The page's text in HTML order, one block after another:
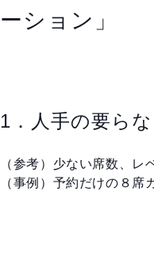
ーション」
1．人手の要ら
（参考）少ない席数、
（事例）予約だけの８席